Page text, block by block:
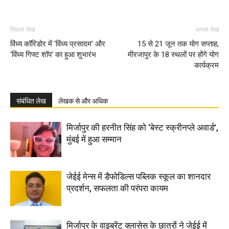
पिछला लेख
विंध्य कॉरिडोर में ‘विंध्य प्रसादम’ और
‘विंध्य गिफ्ट शॉप’ का हुआ शुभारंभ
अगला लेख
15 से 21 जून तक योग सप्ताह,
मीरजापुर के 18 स्थलों पर होंगे योग
कार्यक्रम
संबंधित लेख लेखक से और अधिक
मिर्जापुर की हरनीत सिंह को ‘बेस्ट स्क्रीनप्ले अवार्ड’,
मुंबई में हुआ सम्मान
जेईई मेन्स में डैफोडिल्स पब्लिक स्कूल का शानदार
प्रदर्शन, सफलता की परंपरा कायम
मिर्जापुर के वाइब्रेंट क्लासेस के छात्रों ने जेईई में